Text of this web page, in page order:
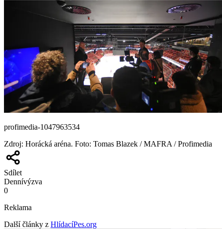
profimedia-1047963534
Zdroj: Horácká aréna. Foto: Tomas Blazek / MAFRA / Profimedia
Sdílet
Dennívýzva
0
Reklama
Další články z HlídacíPes.org